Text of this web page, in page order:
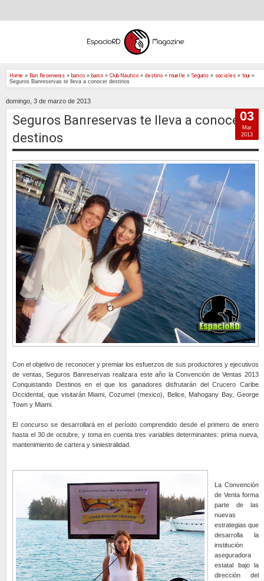
Home » Ban Reserveras » banco » barco » Club Nautico » destino » muelle » Seguros » sociales » tour»
Seguros Banreservas te lleva a conocer destinos
domingo, 3 de marzo de 2013
Seguros Banreservas te lleva a conocer
destinos
Con el objetivo de reconocer y premiar los esfuerzos de sus productores y ejecutivos
de ventas, Seguros Banreservas realizara este año la Convención de Ventas 2013
Conquistando Destinos en el que los ganadores disfrutarán del Crucero Caribe
Occidental, que visitarán Miami, Cozumel (mexico), Belice, Mahogany Bay, George
Town y Miami.
El concurso se desarrollará en el período comprendido desde el primero de enero
hasta el 30 de octubre, y toma en cuenta tres variables determinantes: prima nueva,
mantenimiento de cartera y siniestralidad.
La Convención
de Venta forma
parte de las
nuevas
estrategias que
desarrolla la
institución
aseguradora
estatal bajo la
dirección del
03
Mar
2013